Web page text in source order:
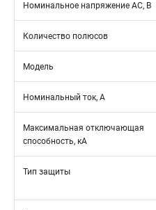
Номинальное напряжение АС, В
Количество полюсов
Модель
Номинальный ток, А
Максимальная отключающая
способность, кА
Тип защиты